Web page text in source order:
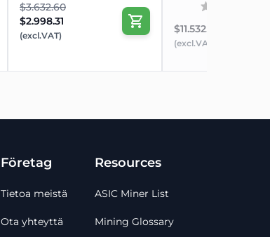
$3.632.60
$2.998.31
(excl.VAT)
$11.532.37
(excl.VAT)
Företag
Tietoa meistä
Ota yhteyttä
Resources
ASIC Miner List
Mining Glossary